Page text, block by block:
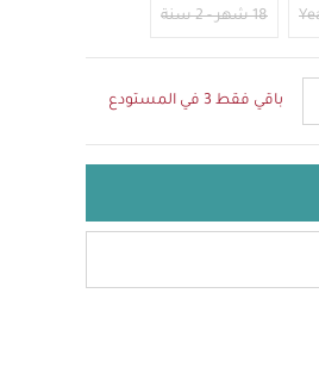
18 شهر - 2 سنة
باقي فقط 3 في المستودع